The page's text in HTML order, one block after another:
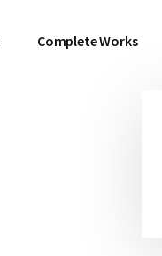
Complete Works